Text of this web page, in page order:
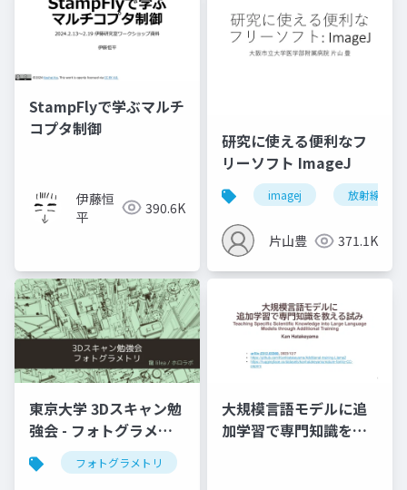
StampFlyで学ぶマルチ
コプタ制御
伊藤恒
平
390.6K
研究に使える便利なフ
リーソフト ImageJ
imagej 放射線技師
片山豊 371.1K
東京大学 3Dスキャン勉
強会 - フォトグラメト
リ」
フォトグラメトリ
大規模言語モデルに追
加学習で専門知識を教